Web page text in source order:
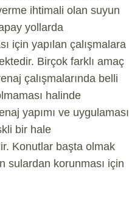
ihtimali olan suyun
yollarda
için yapılan çalışmalara
Birçok farklı amaç
çalışmalarında belli
halinde
yapımı ve uygulaması
bir hale
Konutlar başta olmak
sulardan korunması için